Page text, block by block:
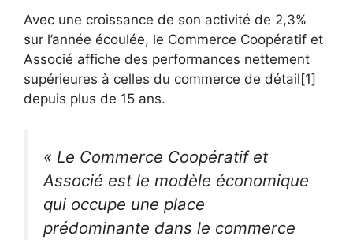
Avec une croissance de son activité de 2,3%
sur l’année écoulée, le Commerce Coopératif et
Associé affiche des performances nettement
supérieures à celles du commerce de détail[1]
depuis plus de 15 ans.
« Le Commerce Coopératif et
Associé est le modèle économique
qui occupe une place
prédominante dans le commerce